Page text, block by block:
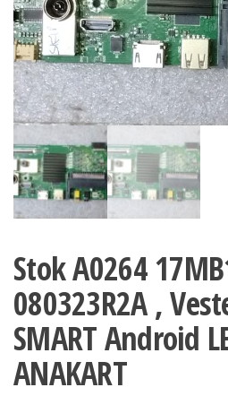
Stok A0264
080323R2A ,
SMART Android
ANAKART